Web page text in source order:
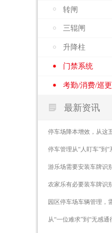
转闸
三辊闸
升降柱
门禁系统
考勤/消费/巡更
 最新资讯